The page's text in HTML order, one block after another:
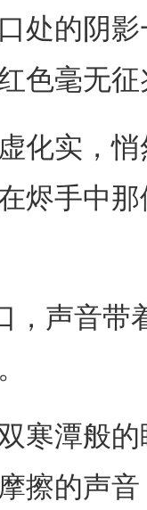
的阴影
色毫无
实，悄
烬手中
声音带
潭般的
擦的声